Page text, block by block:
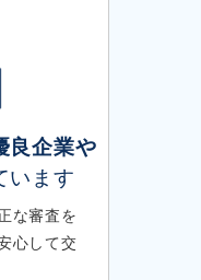
良企業や
います
な審査を
心して交